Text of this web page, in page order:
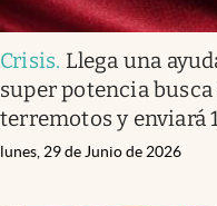
Crisis. Llega una
super potencia
terremotos y enviará
lunes, 29 de Junio de 2026